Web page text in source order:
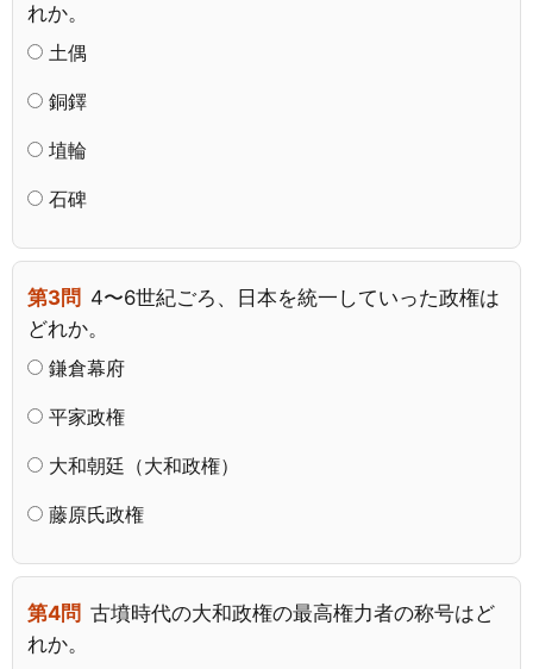
れか。
土偶
銅鐸
埴輪
石碑
第3問 4〜6世紀ごろ、日本を統一していった政権は
どれか。
鎌倉幕府
平家政権
大和朝廷（大和政権）
藤原氏政権
第4問 古墳時代の大和政権の最高権力者の称号はど
れか。